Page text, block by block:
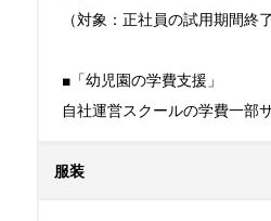
（対象：正社員の試用期間終了
■「幼児園の学費支援」
自社運営スクールの学費一部
服装